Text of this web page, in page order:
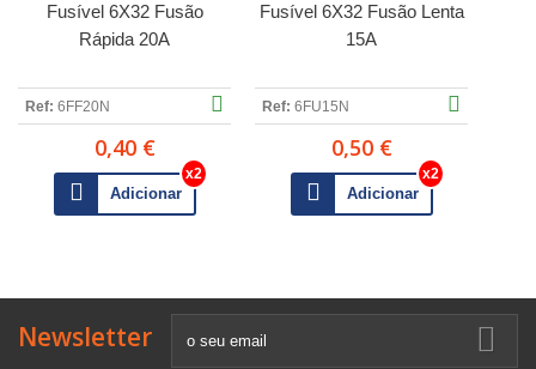
Fusível 6X32 Fusão
Rápida 20A
Ref: 6FF20N
0,40 €
Adicionar
Fusível 6X32 Fusão Lenta
15A
Ref: 6FU15N
0,50 €
Adicionar
Newsletter